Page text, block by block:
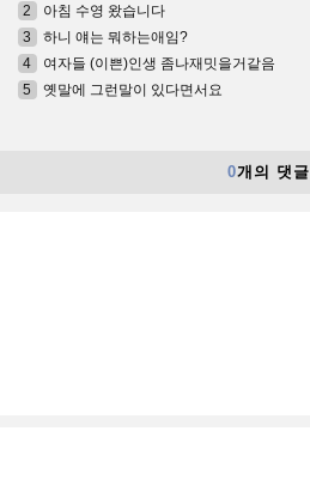
2 아침 수영 왔습니다
3 하니 얘는 뭐하는애임?
4 여자들 (이쁜)인생 좀나재밋을거같음
5 옛말에 그런말이 있다면서요
0개의 댓글